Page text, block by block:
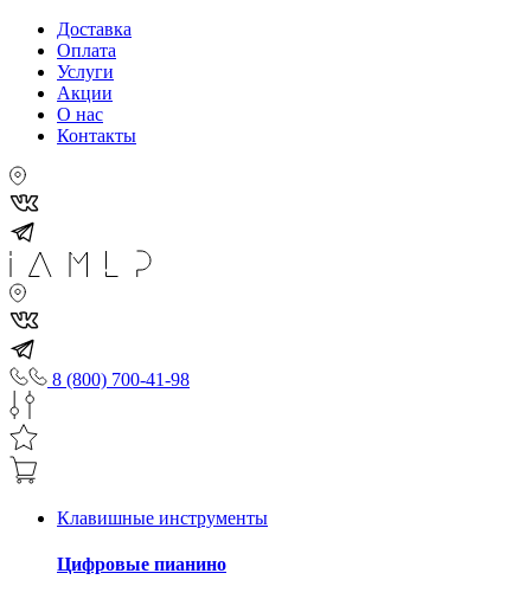
Доставка
Оплата
Услуги
Акции
О нас
Контакты
8 (800) 700-41-98
Клавишные инструменты
Цифровые пианино